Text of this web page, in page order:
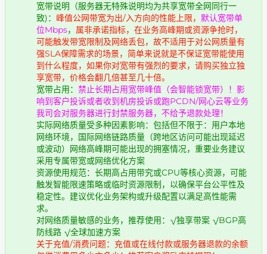
宽带说明（服务器无特殊说明均为共享宽带全网同行一
致)： 峰值公网带宽为出/入方向的性能上限， 默认宽带单
位Mbps， 属非承诺指标，在业务高峰期或资源争抢时，
可能触发带宽限制及网络丢包，故不适用于对公网质量有
强SLA保障需求的场景，简单来说就是不保证宽带能使用
到什么程度，如果你对宽带有强烈的要求，请购买独立独
享宽带，价格会翻几倍甚至几十倍。
宽带占用： 禁止长期占用宽带峰值（会智能锁宽带）！影
响到客户投诉或者收到机房投诉或跑PCDN/网心云等业务
我司会对服务器进行封禁服务器，不给予退款处理！
实际网络质量受多种因素影响：包括但不限于：用户本地
网络环境，国际网络链路质量（跨地区访问可能出现延迟
或波动）网络高峰期可能出现的拥塞情况，重要业务建议
采用专属带宽或网络优化方案
资源使用规范：长期高占用带究或CPU等核心资源，可能
触发智能限速策略或临时资源限制，以确保平台公平性及
稳定性。建议优化业务架构或升级配置以满足高性能需
求。
对网络质量敏感的业务，推荐使用：√独享带案 √BGP高
防线路 √全球加速方案
关于充值/消费问题：充值或在线付款或服务器退款的余额